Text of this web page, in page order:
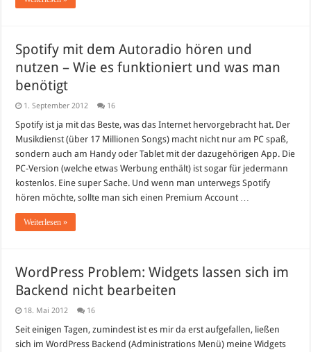
Spotify mit dem Autoradio hören und
nutzen – Wie es funktioniert und was man
benötigt
1. September 2012 16
Spotify ist ja mit das Beste, was das Internet hervorgebracht hat. Der
Musikdienst (über 17 Millionen Songs) macht nicht nur am PC spaß,
sondern auch am Handy oder Tablet mit der dazugehörigen App. Die
PC-Version (welche etwas Werbung enthält) ist sogar für jedermann
kostenlos. Eine super Sache. Und wenn man unterwegs Spotify
hören möchte, sollte man sich einen Premium Account …
Weiterlesen »
WordPress Problem: Widgets lassen sich im
Backend nicht bearbeiten
18. Mai 2012 16
Seit einigen Tagen, zumindest ist es mir da erst aufgefallen, ließen
sich im WordPress Backend (Administrations Menü) meine Widgets